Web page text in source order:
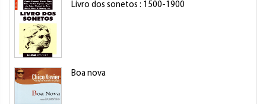
Livro dos sonetos : 1500-1900
Boa nova